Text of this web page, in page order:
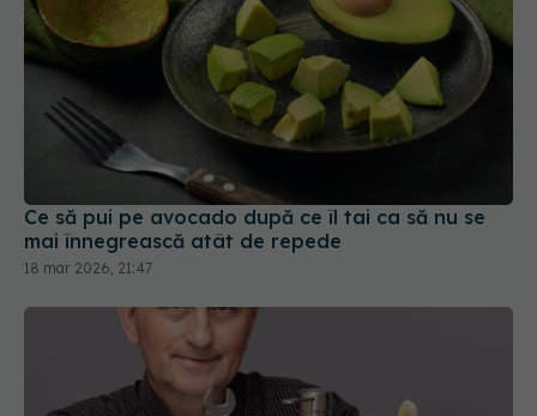
Ce să pui pe avocado după ce îl tai ca să nu se
mai înnegrească atât de repede
18 mar 2026, 21:47